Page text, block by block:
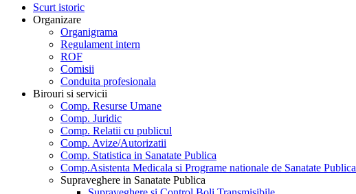
Scurt istoric
Organizare
Organigrama
Regulament intern
ROF
Comisii
Conduita profesionala
Birouri si servicii
Comp. Resurse Umane
Comp. Juridic
Comp. Relatii cu publicul
Comp. Avize/Autorizatii
Comp. Statistica in Sanatate Publica
Comp.Asistenta Medicala si Programe nationale de Sanatate Publica
Supraveghere in Sanatate Publica